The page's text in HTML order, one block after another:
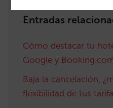
Entradas
Cómo destacar tu
Google y
Baja la cancelación,
flexibilidad de tus